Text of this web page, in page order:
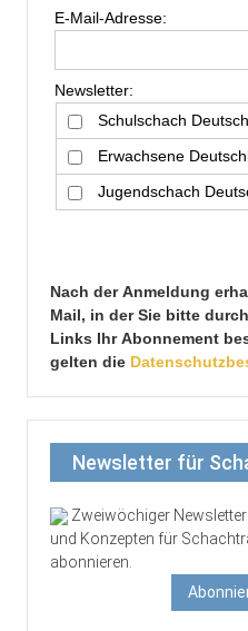
E-Mail-Adresse:
Newsletter:
Schulschach
Erwachsene
Jugendschach
Nach der Anmeldung
Mail, in der Sie bitte
Links Ihr Abonnement
gelten die
Newsletter für
Zweiwöchiger
und Konzepten für
abonnieren.